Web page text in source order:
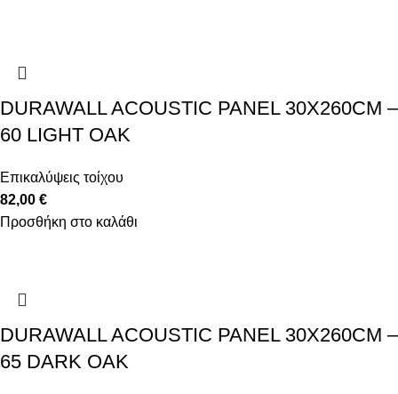
DURAWALL ACOUSTIC PANEL 30X260CM –
60 LIGHT OAK
Επικαλύψεις τοίχου
82,00 €
Προσθήκη στο καλάθι
DURAWALL ACOUSTIC PANEL 30X260CM –
65 DARK OAK